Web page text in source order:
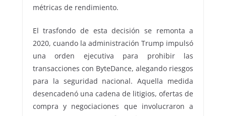
métricas de rendimiento.
El trasfondo de esta decisión se remonta a
2020, cuando la administración Trump impulsó
una orden ejecutiva para prohibir las
transacciones con ByteDance, alegando riesgos
para la seguridad nacional. Aquella medida
desencadenó una cadena de litigios, ofertas de
compra y negociaciones que involucraron a